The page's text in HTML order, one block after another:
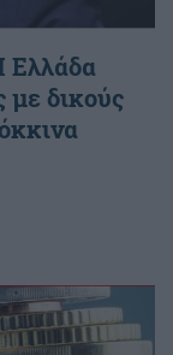
Ελλάδα
με δικούς